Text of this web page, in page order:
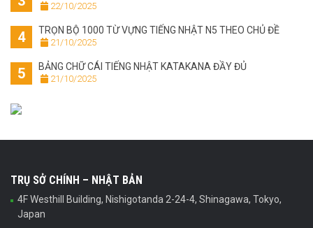
22/10/2025
TRỌN BỘ 1000 TỪ VỰNG TIẾNG NHẬT N5 THEO CHỦ ĐỀ
21/10/2025
BẢNG CHỮ CÁI TIẾNG NHẬT KATAKANA ĐẦY ĐỦ
21/10/2025
TRỤ SỞ CHÍNH – NHẬT BẢN
4F Westhill Building, Nishigotanda 2-24-4, Shinagawa, Tokyo,
Japan